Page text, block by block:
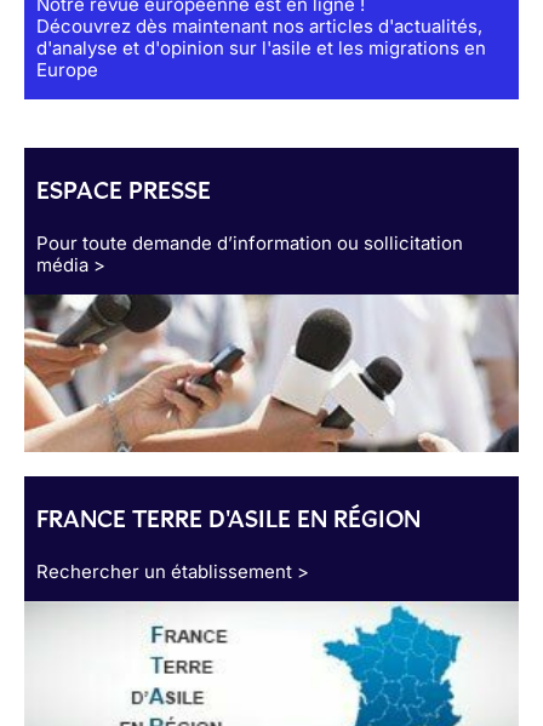
Découvrez dès maintenant nos articles d'actualités,
d'analyse et d'opinion sur l'asile et les migrations en
Europe
ESPACE PRESSE
Pour toute demande d’information ou sollicitation
média >
FRANCE TERRE D'ASILE EN RÉGION
Rechercher un établissement >